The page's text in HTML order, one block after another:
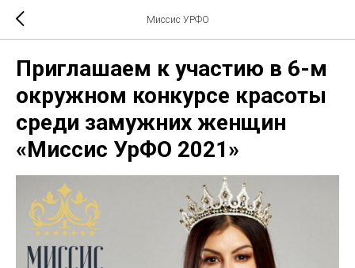
Миссис УРФО
Приглашаем к участию в 6-м
окружном конкурсе красоты
среди замужних женщин
«Миссис УрФО 2021»